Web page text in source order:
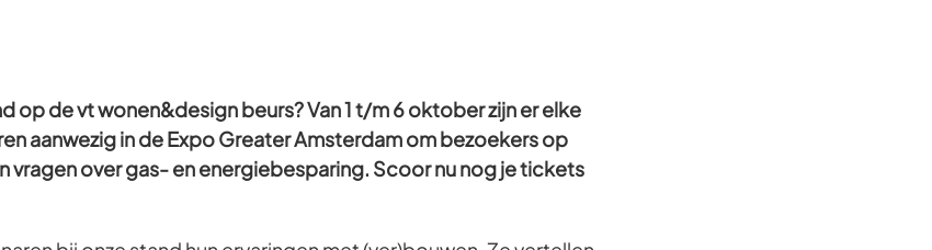
op de vt wonen&design beurs? Van 1 t/m 6 oktober zijn er elke
aanwezig in de Expo Greater Amsterdam om bezoekers op
vragen over gas- en energiebesparing. Scoor nu nog je tickets